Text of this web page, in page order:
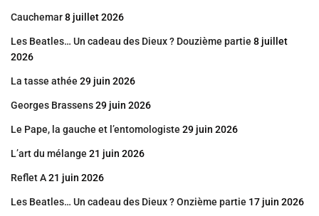
Cauchemar8 juillet 2026
Les Beatles… Un cadeau des Dieux ? Douzième partie 8 juillet
2026
La tasse athée 29 juin 2026
Georges Brassens29 juin 2026
Le Pape, la gauche et l’entomologiste 29 juin 2026
L’art du mélange 21 juin 2026
Reflet A21 juin 2026
Les Beatles… Un cadeau des Dieux ? Onzième partie 17 juin 2026